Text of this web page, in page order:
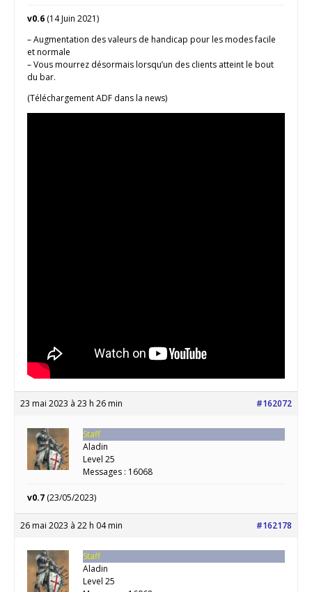
v0.6 (14 Juin 2021)
– Augmentation des valeurs de handicap pour les modes facile
et normale
– Vous mourrez désormais lorsqu’un des clients atteint le bout
du bar.
(Téléchargement ADF dans la news)
23 mai 2023 à 23 h 26 min #162072
Staff
Aladin
Level 25
Messages : 16068
v0.7 (23/05/2023)
26 mai 2023 à 22 h 04 min #162178
Staff
Aladin
Level 25